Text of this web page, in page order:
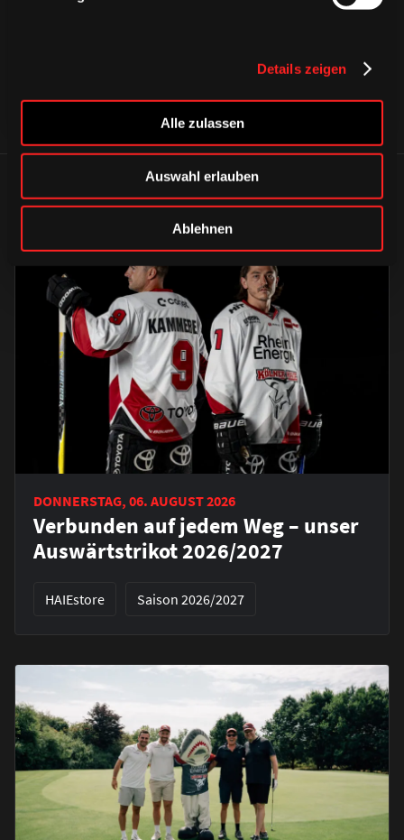
Details zeigen
Alle zulassen
Auswahl erlauben
Ablehnen
ÄHNLICHE NEWS
DONNERSTAG, 06. AUGUST 2026
Verbunden auf jedem Weg – unser
Auswärtstrikot 2026/2027
HAIEstore Saison 2026/2027